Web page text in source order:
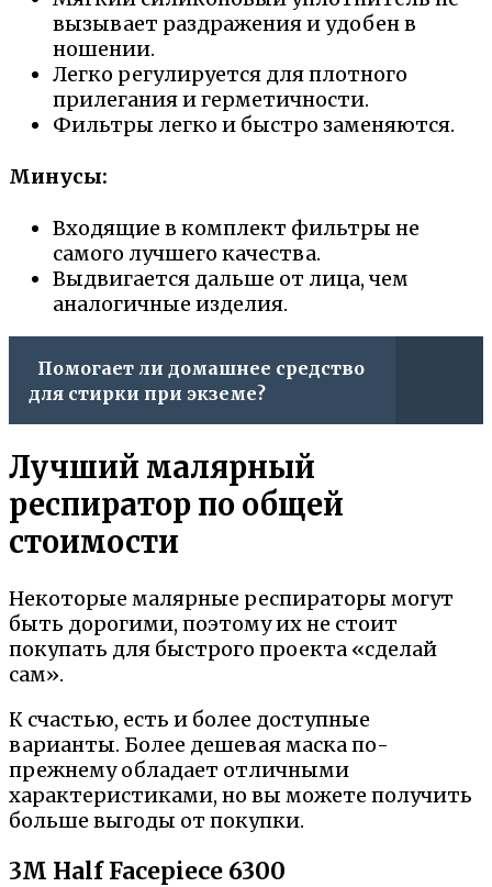
вызывает раздражения и удобен в
ношении.
Легко регулируется для плотного
прилегания и герметичности.
Фильтры легко и быстро заменяются.
Минусы:
Входящие в комплект фильтры не
самого лучшего качества.
Выдвигается дальше от лица, чем
аналогичные изделия.
Помогает ли домашнее средство
для стирки при экземе?
Лучший малярный
респиратор по общей
стоимости
Некоторые малярные респираторы могут
быть дорогими, поэтому их не стоит
покупать для быстрого проекта «сделай
сам».
К счастью, есть и более доступные
варианты. Более дешевая маска по-
прежнему обладает отличными
характеристиками, но вы можете получить
больше выгоды от покупки.
3M Half Facepiece 6300